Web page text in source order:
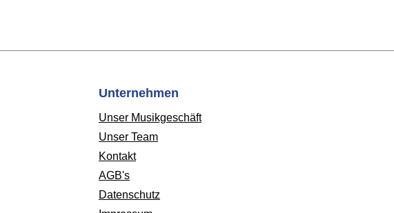
Unternehmen
Unser Musikgeschäft
Unser Team
Kontakt
AGB's
Datenschutz